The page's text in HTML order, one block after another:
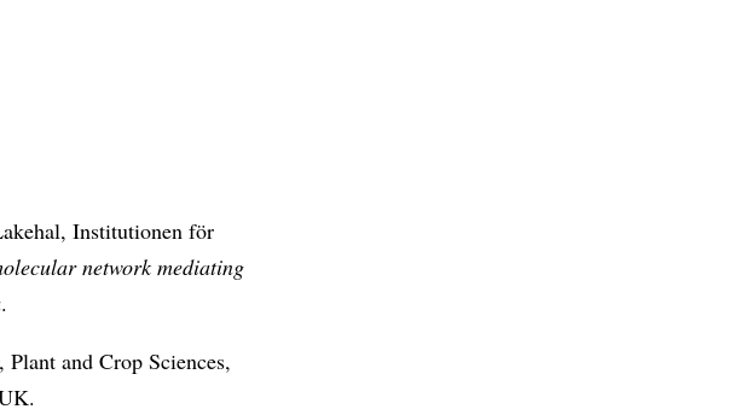
Institutionen för
network mediating
.
and Crop Sciences,